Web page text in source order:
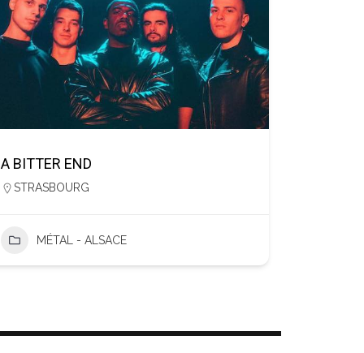
A BITTER END
STRASBOURG
MÉTAL - ALSACE